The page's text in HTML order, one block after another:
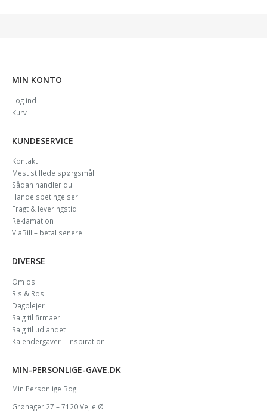
MIN KONTO
Log ind
Kurv
KUNDESERVICE
Kontakt
Mest stillede spørgsmål
Sådan handler du
Handelsbetingelser
Fragt & leveringstid
Reklamation
ViaBill – betal senere
DIVERSE
Om os
Ris & Ros
Dagplejer
Salg til firmaer
Salg til udlandet
Kalendergaver – inspiration
MIN-PERSONLIGE-GAVE.DK
Min Personlige Bog
Grønager 27 – 7120 Vejle Ø